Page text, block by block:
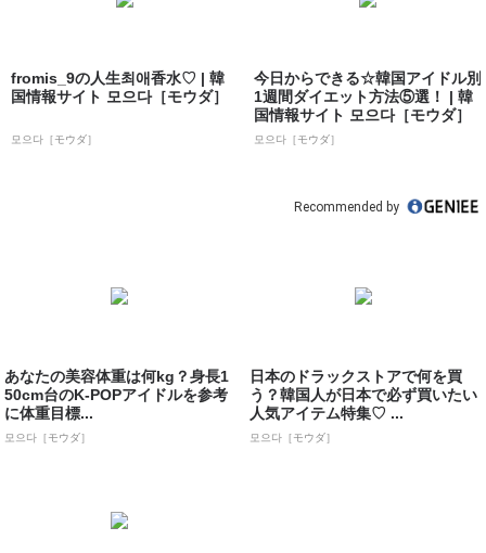
fromis_9の人生최애香水♡ | 韓
国情報サイト 모으다［モウダ］
모으다［モウダ］
今日からできる☆韓国アイドル別
1週間ダイエット方法⑤選！ | 韓
国情報サイト 모으다［モウダ］
모으다［モウダ］
Recommended by
あなたの美容体重は何kg？身長1
50cm台のK-POPアイドルを参考
に体重目標...
모으다［モウダ］
日本のドラックストアで何を買
う？韓国人が日本で必ず買いたい
人気アイテム特集♡ ...
모으다［モウダ］